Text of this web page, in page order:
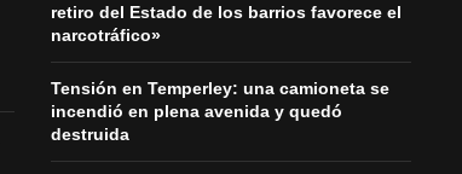
retiro del Estado de los barrios favorece el
narcotráfico»
Tensión en Temperley: una camioneta se
incendió en plena avenida y quedó
destruida